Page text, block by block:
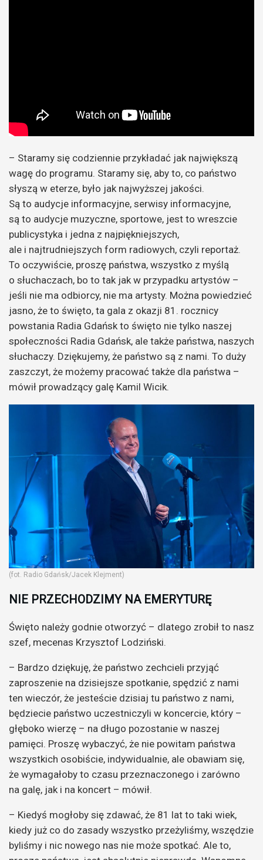
– Staramy się codziennie przykładać jak największą
wagę do programu. Staramy się, aby to, co państwo
słyszą w eterze, było jak najwyższej jakości.
Są to audycje informacyjne, serwisy informacyjne,
są to audycje muzyczne, sportowe, jest to wreszcie
publicystyka i jedna z najpiękniejszych,
ale i najtrudniejszych form radiowych, czyli reportaż.
To oczywiście, proszę państwa, wszystko z myślą
o słuchaczach, bo to tak jak w przypadku artystów –
jeśli nie ma odbiorcy, nie ma artysty. Można powiedzieć
jasno, że to święto, ta gala z okazji 81. rocznicy
powstania Radia Gdańsk to święto nie tylko naszej
społeczności Radia Gdańsk, ale także państwa, naszych
słuchaczy. Dziękujemy, że państwo są z nami. To duży
zaszczyt, że możemy pracować także dla państwa –
mówił prowadzący galę Kamil Wicik.
(fot. Radio Gdańsk/Jacek Klejment)
NIE PRZECHODZIMY NA EMERYTURĘ
Święto należy godnie otworzyć – dlatego zrobił to nasz
szef, mecenas Krzysztof Lodziński.
– Bardzo dziękuję, że państwo zechcieli przyjąć
zaproszenie na dzisiejsze spotkanie, spędzić z nami
ten wieczór, że jesteście dzisiaj tu państwo z nami,
będziecie państwo uczestniczyli w koncercie, który –
głęboko wierzę – na długo pozostanie w naszej
pamięci. Proszę wybaczyć, że nie powitam państwa
wszystkich osobiście, indywidualnie, ale obawiam się,
że wymagałoby to czasu przeznaczonego i zarówno
na galę, jak i na koncert – mówił.
– Kiedyś mogłoby się zdawać, że 81 lat to taki wiek,
kiedy już co do zasady wszystko przeżyliśmy, wszędzie
byliśmy i nic nowego nas nie może spotkać. Ale to,